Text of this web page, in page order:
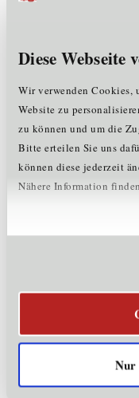
Diese Webseite
Wir verwenden Cookies,
Website zu
zu können und um die
Bitte erteilen Sie uns
können diese jederzeit
Nähere Information
Nur